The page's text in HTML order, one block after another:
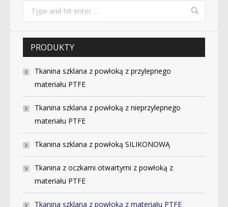
PRODUKTY
Tkanina szklana z powłoką z przylepnego
materiału PTFE
Tkanina szklana z powłoką z nieprzylepnego
materiału PTFE
Tkanina szklana z powłoką SILIKONOWĄ
Tkanina z oczkami otwartymi z powłoką z
materiału PTFE
Tkanina szklana z powłoką z materiału PTFE